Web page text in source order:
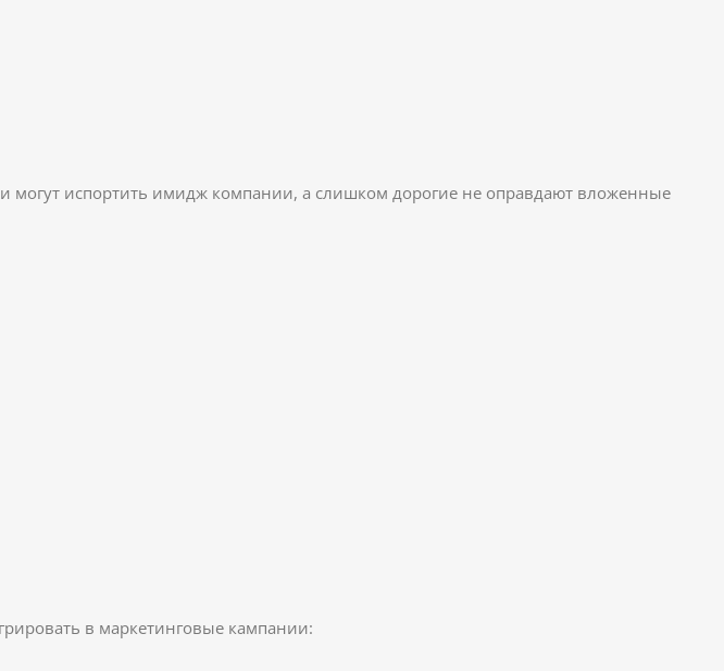
испортить имидж компании, а слишком дорогие не оправдают вложенные
в маркетинговые кампании: